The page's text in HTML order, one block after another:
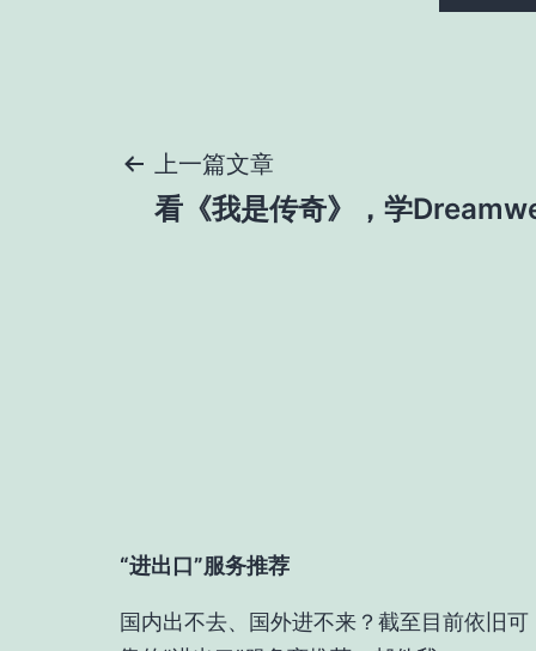
文上一篇文章
看《我是传奇》，学
“进出口”服务推荐
国内出不去、国外进不来？截至目前依旧可